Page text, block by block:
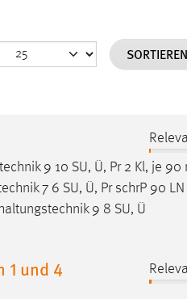
9 10 SU, Ü, Pr 2 Kl, je 90
7 6 SU, Ü, Pr schrP 90 LN
9 8 SU, Ü
1 und 4